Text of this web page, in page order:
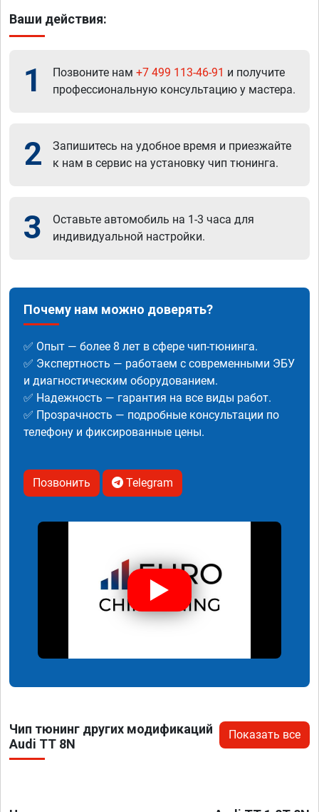
Ваши действия:
1 Позвоните нам +7 499 113-46-91 и получите
профессиональную консультацию у мастера.
2
Запишитесь на удобное время и приезжайте
к нам в сервис на установку чип тюнинга.
3
Оставьте автомобиль на 1-3 часа для
индивидуальной настройки.
Почему нам можно доверять?
✅ Опыт — более 8 лет в сфере чип-тюнинга.
✅ Экспертность — работаем с современными ЭБУ
и диагностическим оборудованием.
✅ Надежность — гарантия на все виды работ.
✅ Прозрачность — подробные консультации по
телефону и фиксированные цены.
Позвонить Telegram
Чип тюнинг других модификаций
Audi TT 8N
Показать все